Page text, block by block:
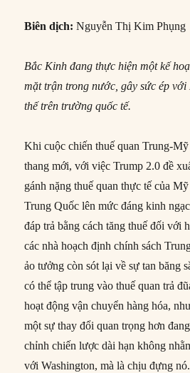
Biên dịch: Nguyễn Thị Kim Phụng
Bắc Kinh đang thực hiện một kế
mặt trận trong nước, gây sức ép
thế trên trường quốc tế.
Khi cuộc chiến thuế quan Trung-
thang mới, với việc Trump 2.0 đề
gánh nặng thuế quan thực tế của
Trung Quốc lên mức đáng kinh
đáp trả bằng cách tăng thuế đối với
các nhà hoạch định chính sách
ảo tưởng còn sót lại về sự tan băng
có thể tập trung vào thuế quan trả
hoạt động vận chuyển hàng hóa,
một sự thay đổi quan trọng hơn
chỉnh chiến lược dài hạn không
với Washington, mà là chịu đựng